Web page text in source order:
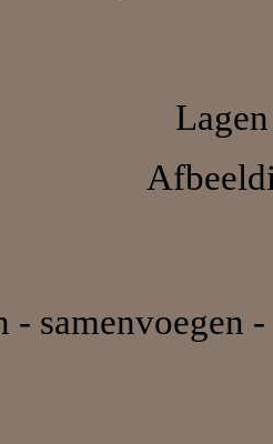
- samenvoegen